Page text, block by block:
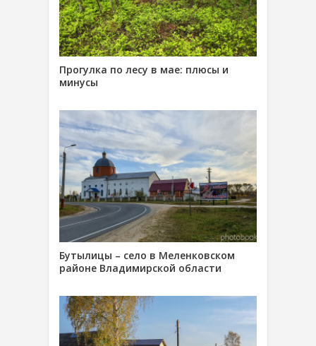
Прогулка по лесу в мае: плюсы и
минусы
Бутылицы – село в Меленковском
районе Владимирской области